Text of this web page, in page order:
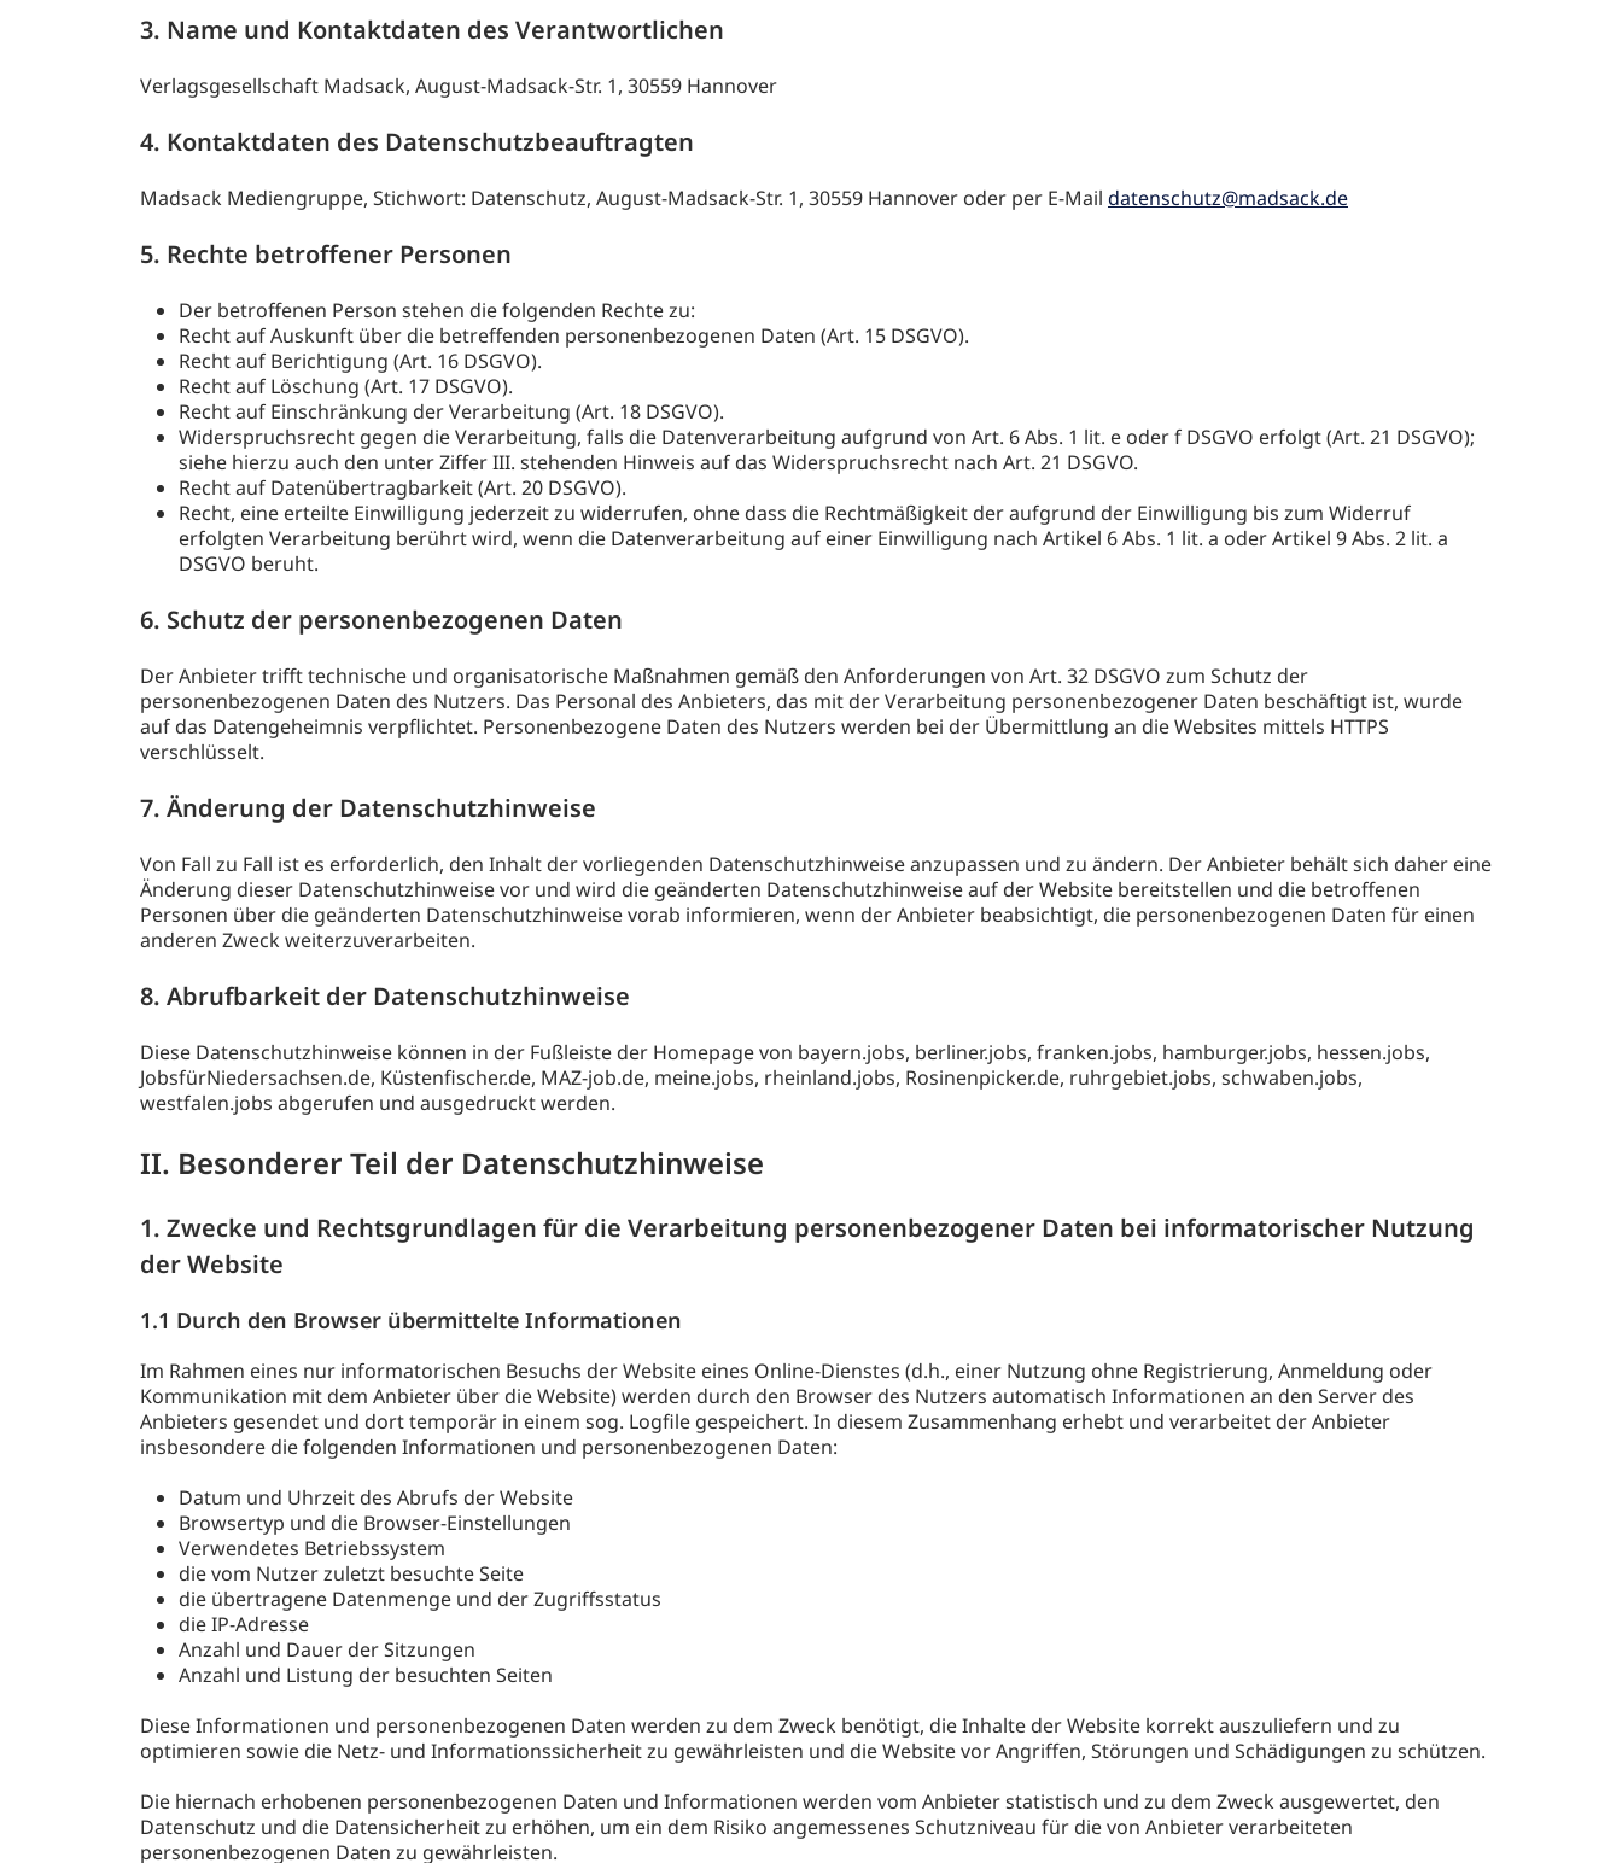
3. Name und Kontaktdaten des Verantwortlichen
Verlagsgesellschaft Madsack, August-Madsack-Str. 1, 30559 Hannover
4. Kontaktdaten des Datenschutzbeauftragten
Madsack Mediengruppe, Stichwort: Datenschutz, August-Madsack-Str. 1, 30559 Hannover oder per E-Mail datenschutz@madsack.de
5. Rechte betroffener Personen
Der betroffenen Person stehen die folgenden Rechte zu:
Recht auf Auskunft über die betreffenden personenbezogenen Daten (Art. 15 DSGVO).
Recht auf Berichtigung (Art. 16 DSGVO).
Recht auf Löschung (Art. 17 DSGVO).
Recht auf Einschränkung der Verarbeitung (Art. 18 DSGVO).
Widerspruchsrecht gegen die Verarbeitung, falls die Datenverarbeitung aufgrund von Art. 6 Abs. 1 lit. e oder f DSGVO erfolgt (Art. 21 DSGVO);
siehe hierzu auch den unter Ziffer III. stehenden Hinweis auf das Widerspruchsrecht nach Art. 21 DSGVO.
Recht auf Datenübertragbarkeit (Art. 20 DSGVO).
Recht, eine erteilte Einwilligung jederzeit zu widerrufen, ohne dass die Rechtmäßigkeit der aufgrund der Einwilligung bis zum Widerruf
erfolgten Verarbeitung berührt wird, wenn die Datenverarbeitung auf einer Einwilligung nach Artikel 6 Abs. 1 lit. a oder Artikel 9 Abs. 2 lit. a
DSGVO beruht.
6. Schutz der personenbezogenen Daten
Der Anbieter trifft technische und organisatorische Maßnahmen gemäß den Anforderungen von Art. 32 DSGVO zum Schutz der
personenbezogenen Daten des Nutzers. Das Personal des Anbieters, das mit der Verarbeitung personenbezogener Daten beschäftigt ist, wurde
auf das Datengeheimnis verpflichtet. Personenbezogene Daten des Nutzers werden bei der Übermittlung an die Websites mittels HTTPS
verschlüsselt.
7. Änderung der Datenschutzhinweise
Von Fall zu Fall ist es erforderlich, den Inhalt der vorliegenden Datenschutzhinweise anzupassen und zu ändern. Der Anbieter behält sich daher eine
Änderung dieser Datenschutzhinweise vor und wird die geänderten Datenschutzhinweise auf der Website bereitstellen und die betroffenen
Personen über die geänderten Datenschutzhinweise vorab informieren, wenn der Anbieter beabsichtigt, die personenbezogenen Daten für einen
anderen Zweck weiterzuverarbeiten.
8. Abrufbarkeit der Datenschutzhinweise
Diese Datenschutzhinweise können in der Fußleiste der Homepage von bayern.jobs, berliner.jobs, franken.jobs, hamburger.jobs, hessen.jobs,
JobsfürNiedersachsen.de, Küstenfischer.de, MAZ-job.de, meine.jobs, rheinland.jobs, Rosinenpicker.de, ruhrgebiet.jobs, schwaben.jobs,
westfalen.jobs abgerufen und ausgedruckt werden.
II. Besonderer Teil der Datenschutzhinweise
1. Zwecke und Rechtsgrundlagen für die Verarbeitung personenbezogener Daten bei informatorischer Nutzung
der Website
1.1 Durch den Browser übermittelte Informationen
Im Rahmen eines nur informatorischen Besuchs der Website eines Online-Dienstes (d.h., einer Nutzung ohne Registrierung, Anmeldung oder
Kommunikation mit dem Anbieter über die Website) werden durch den Browser des Nutzers automatisch Informationen an den Server des
Anbieters gesendet und dort temporär in einem sog. Logfile gespeichert. In diesem Zusammenhang erhebt und verarbeitet der Anbieter
insbesondere die folgenden Informationen und personenbezogenen Daten:
Datum und Uhrzeit des Abrufs der Website
Browsertyp und die Browser-Einstellungen
Verwendetes Betriebssystem
die vom Nutzer zuletzt besuchte Seite
die übertragene Datenmenge und der Zugriffsstatus
die IP-Adresse
Anzahl und Dauer der Sitzungen
Anzahl und Listung der besuchten Seiten
Diese Informationen und personenbezogenen Daten werden zu dem Zweck benötigt, die Inhalte der Website korrekt auszuliefern und zu
optimieren sowie die Netz- und Informationssicherheit zu gewährleisten und die Website vor Angriffen, Störungen und Schädigungen zu schützen.
Die hiernach erhobenen personenbezogenen Daten und Informationen werden vom Anbieter statistisch und zu dem Zweck ausgewertet, den
Datenschutz und die Datensicherheit zu erhöhen, um ein dem Risiko angemessenes Schutzniveau für die von Anbieter verarbeiteten
personenbezogenen Daten zu gewährleisten.